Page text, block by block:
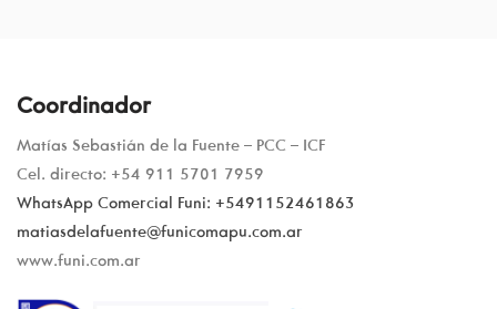
Coordinador
Matías Sebastián de la Fuente – PCC – ICF
Cel. directo: +54 911 5701 7959
WhatsApp Comercial Funi: +5491152461863
matiasdelafuente@funicomapu.com.ar
www.funi.com.ar